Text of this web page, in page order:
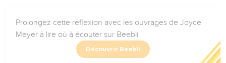
Prolongez cette réflexion avec les ouvrages de Joyce
Meyer à lire où à écouter sur Beebli.
Découvrir Beebli